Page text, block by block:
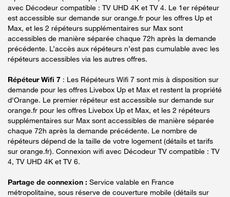
avec Décodeur compatible : TV UHD 4K et TV 4. Le 1er répéteur
est accessible sur demande sur orange.fr pour les offres Up et
Max, et les 2 répéteurs supplémentaires sur Max sont
accessibles de manière séparée chaque 72h après la demande
précédente. L’accès aux répéteurs n’est pas cumulable avec les
répéteurs accessibles via les autres offres.
Répéteur Wifi 7 : Les Répéteurs Wifi 7 sont mis à disposition sur
demande pour les offres Livebox Up et Max et restent la propriété
d'Orange. Le premier répéteur est accessible sur demande sur
orange.fr pour les offres Livebox Up et Max, et les 2 répéteurs
supplémentaires sur Max sont accessibles de manière séparée
chaque 72h après la demande précédente. Le nombre de
répéteurs dépend de la taille de votre logement (détails et tarifs
sur orange.fr). Connexion wifi avec Décodeur TV compatible : TV
4, TV UHD 4K et TV 6.
Partage de connexion : Service valable en France
métropolitaine, sous réserve de couverture mobile (détails sur